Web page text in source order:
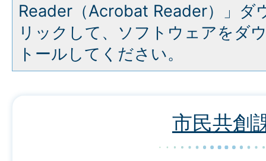
Reader（Acrobat Reader）」ダ
リックして、ソフトウェアをダ
トールしてください。
市民共創